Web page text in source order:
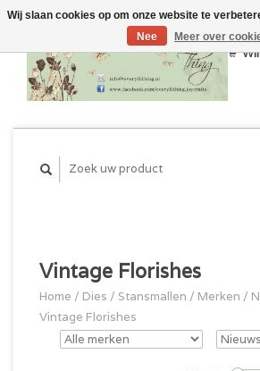
Vintage Florishes
Home / Dies / Stansmallen / Merken /
Vintage Florishes
Wij slaan cookies op om onze website te
Nee
Meer over